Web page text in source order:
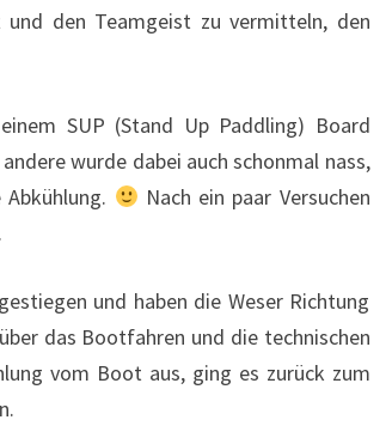
und den Teamgeist zu vermitteln, den
SUP (Stand Up Paddling) Board
wurde dabei auch schonmal nass,
Nach ein paar Versuchen
und haben die Weser Richtung
das Bootfahren und die technischen
vom Boot aus, ging es zurück zum